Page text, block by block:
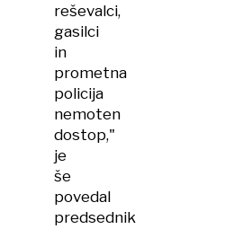
reševalci,
gasilci
in
prometna
policija
nemoten
dostop,"
je
še
povedal
predsednik